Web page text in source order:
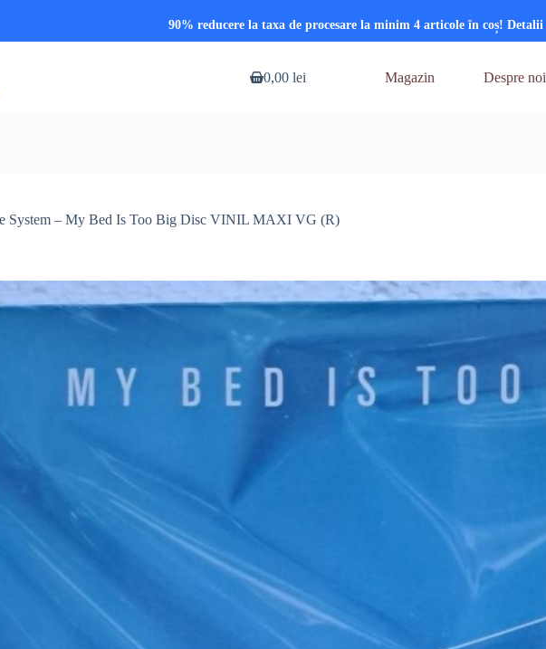
90% reducere la taxa de procesare la minim 4 articole în coș! Detalii
Coș0,00 lei Magazin Despre noi
System – My Bed Is Too Big Disc VINIL MAXI VG (R)